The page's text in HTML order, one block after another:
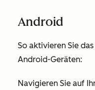
Android
So aktivieren Sie
Android-Geräten:
Navigieren Sie auf